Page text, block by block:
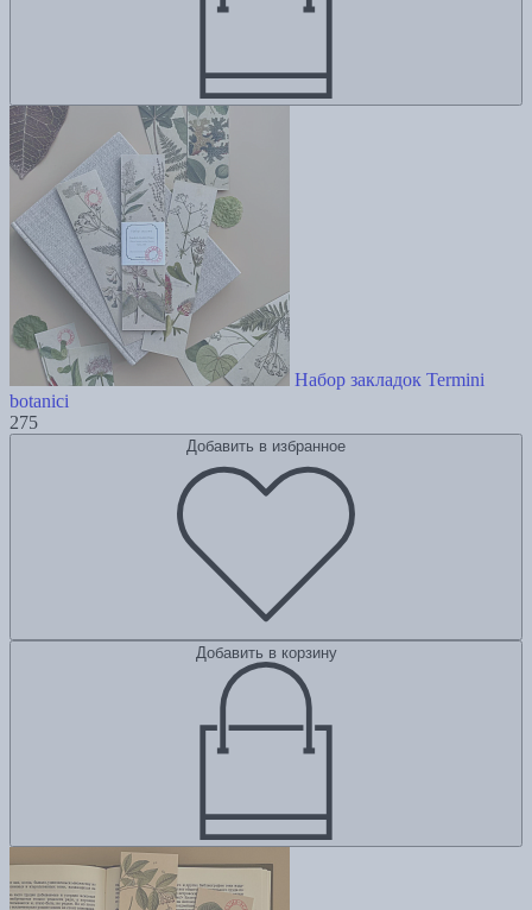
Набор закладок Termini
botanici
275
Добавить в избранное
Добавить в корзину